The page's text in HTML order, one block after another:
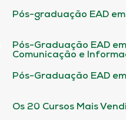
Pós-graduação EAD
Pós-Graduação EAD
Comunicação e
Pós-Graduação EAD
Os 20 Cursos Mais